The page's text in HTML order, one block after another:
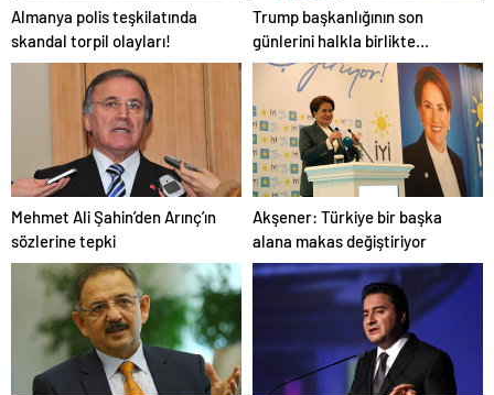
Almanya polis teşkilatında
skandal torpil olayları!
Trump başkanlığının son
günlerini halkla birlikte
geçiriyor
Mehmet Ali Şahin’den Arınç’ın
sözlerine tepki
Akşener: Türkiye bir başka
alana makas değiştiriyor